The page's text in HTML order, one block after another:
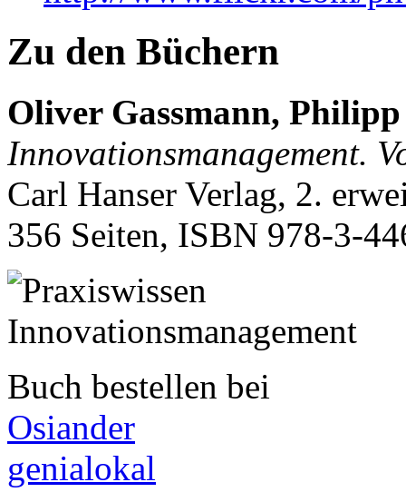
Zu den Büchern
Oliver Gassmann,
Innovationsmanagement.
Carl Hanser Verlag, 2.
356 Seiten, ISBN 978-3-
Buch bestellen bei
Osiander
genialokal